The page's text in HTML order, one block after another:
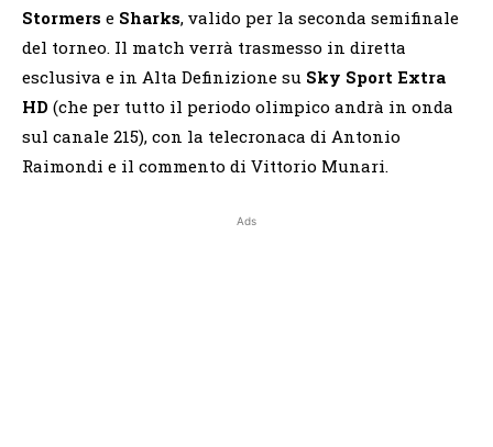
Stormers e Sharks, valido per la seconda semifinale
del torneo. Il match verrà trasmesso in diretta
esclusiva e in Alta Definizione su Sky Sport Extra
HD (che per tutto il periodo olimpico andrà in onda
sul canale 215), con la telecronaca di Antonio
Raimondi e il commento di Vittorio Munari.
Ads